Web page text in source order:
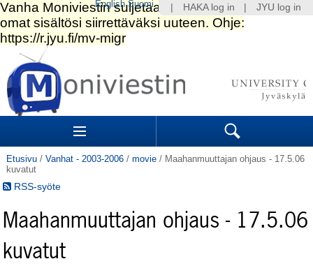
Siirry
sisältöön.
|
Siirry
navigointiin
Sections Search
Etusivu / Vanhat - 2003-2006 / movie / Maahanmuuttajan ohjaus - 17.5.06
kuvatut
RSS-syöte
Maahanmuuttajan ohjaus - 17.5.06
kuvatut
HAKA log in JYU log in
English Suomi